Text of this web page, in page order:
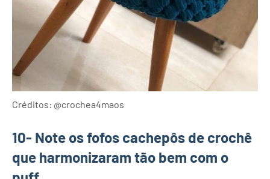
Créditos: @crochea4maos
10- Note os fofos cachepôs de crochê
que harmonizaram tão bem com o